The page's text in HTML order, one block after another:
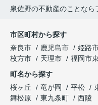
泉佐野の不動産のことなら
市区町村から探す
奈良市
鹿児島市 姫路
枚方市
天理市 福岡市
町名から探す
桜ヶ丘
竜が岡 平松
舞松原
東九条町
西陵